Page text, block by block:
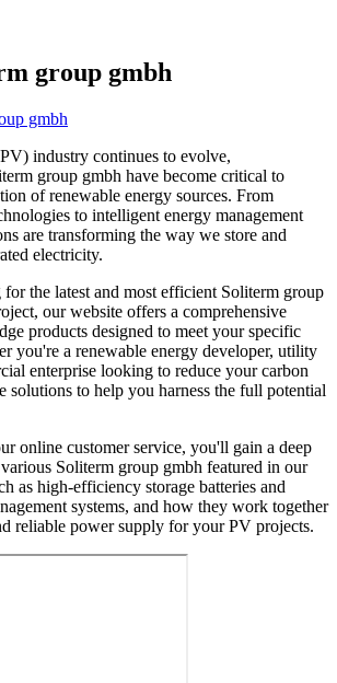
group gmbh
industry continues to evolve,
group gmbh have become critical to
of renewable energy sources. From
to intelligent energy management
are transforming the way we store and
electricity.
the latest and most efficient Soliterm group
our website offers a comprehensive
products designed to meet your specific
you're a renewable energy developer, utility
enterprise looking to reduce your carbon
solutions to help you harness the full potential
online customer service, you'll gain a deep
Soliterm group gmbh featured in our
as high-efficiency storage batteries and
systems, and how they work together
reliable power supply for your PV projects.